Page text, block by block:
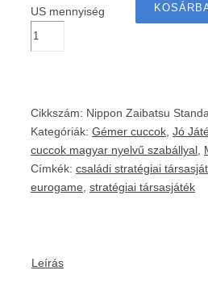
US mennyiség
Cikkszám: Nippon Zaibatsu
Kategóriák: Gémer cuccok Jó
cuccok magyar nyelvű szabállyal
Címkék: családi stratégiai
eurogame stratégiai társasjáték
Leírás